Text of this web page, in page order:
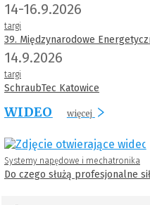
14-16.9.2026
targi
39. Międzynarodowe
14.9.2026
targi
SchraubTec Katowice
WIDEO więcej
Systemy napędowe i mechatronika
Do czego służą profesjonalne